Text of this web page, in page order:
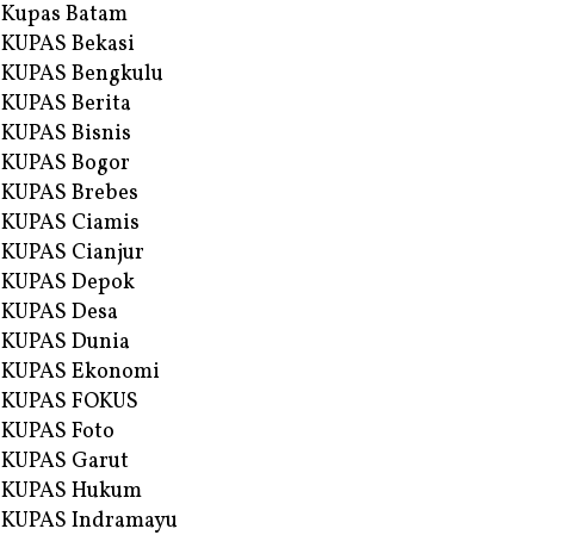
Kupas Batam
KUPAS Bekasi
KUPAS Bengkulu
KUPAS Berita
KUPAS Bisnis
KUPAS Bogor
KUPAS Brebes
KUPAS Ciamis
KUPAS Cianjur
KUPAS Depok
KUPAS Desa
KUPAS Dunia
KUPAS Ekonomi
KUPAS FOKUS
KUPAS Foto
KUPAS Garut
KUPAS Hukum
KUPAS Indramayu